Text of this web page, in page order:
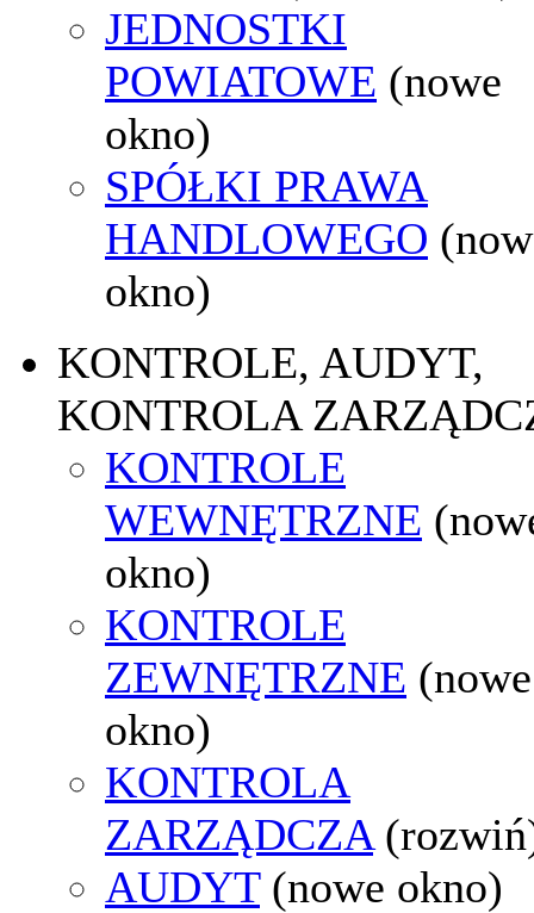
JEDNOSTKI
POWIATOWE (nowe
okno)
SPÓŁKI PRAWA
HANDLOWEGO
okno)
KONTROLE, AUDYT,
KONTROLA
KONTROLE
WEWNĘTRZNE
okno)
KONTROLE
ZEWNĘTRZNE (nowe
okno)
KONTROLA
ZARZĄDCZA
AUDYT (nowe okno)